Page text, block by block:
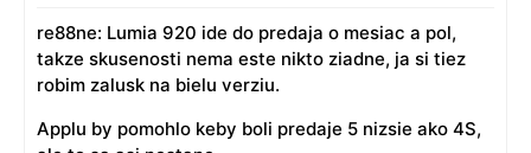
re88ne: Lumia 920 ide do predaja o mesiac a pol,
takze skusenosti nema este nikto ziadne, ja si tiez
robim zalusk na bielu verziu.
Applu by pomohlo keby boli predaje 5 nizsie ako 4S,